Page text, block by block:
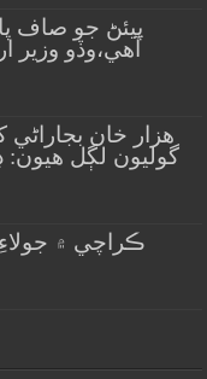
پيئڻ جو صاف
آهي،وڏو وزير
گوليون لڳل هيون: